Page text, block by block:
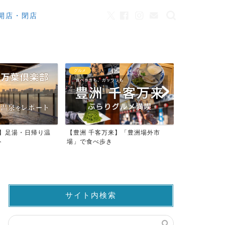
店・閉店
グルメ
【豊洲 千客万来】「豊洲場外市
場」で食べ歩き
カフェ
ワンちゃんOK！豊洲のカフェ・レ
サイト内検索